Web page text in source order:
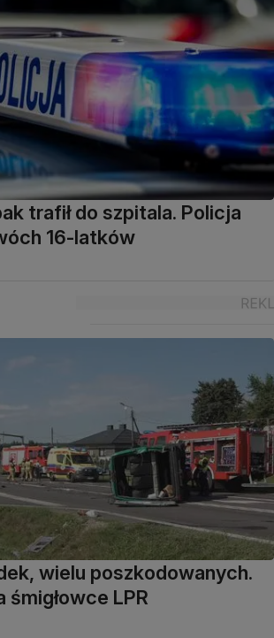
trafił do szpitala. Policja
16-latków
wielu poszkodowanych.
śmigłowce LPR